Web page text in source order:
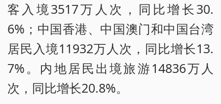
客入境3517万人次，同比增长30.
6%；中国香港、中国澳门和中国台湾
居民入境11932万人次，同比增长13.
7%。内地居民出境旅游14836万人
次，同比增长20.8%。